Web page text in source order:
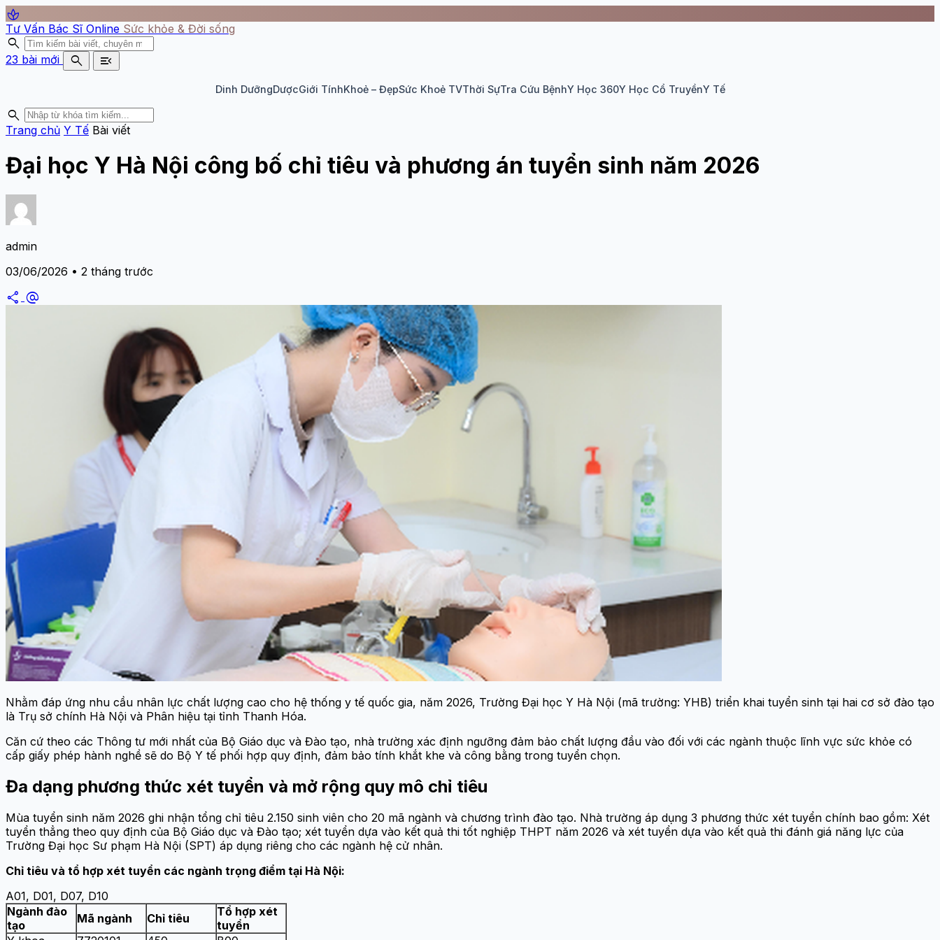
spa
Tư Vấn Bác Sĩ Online Sức khỏe & Đời sống
search
23 bài mới search menu_open
Dinh DưỡngDượcGiới TínhKhoẻ – ĐẹpSức Khoẻ TVThời SựTra Cứu BệnhY Học 360Y Học Cổ TruyềnY Tế
search
Trang chủ Y Tế Bài viết
Đại học Y Hà Nội công bố chỉ tiêu và phương án tuyển sinh năm 2026
admin
03/06/2026 • 2 tháng trước
share alternate_email
Nhằm đáp ứng nhu cầu nhân lực chất lượng cao cho hệ thống y tế quốc gia, năm 2026, Trường Đại học Y Hà Nội (mã trường: YHB) triển khai tuyển sinh tại hai cơ sở đào tạo
là Trụ sở chính Hà Nội và Phân hiệu tại tỉnh Thanh Hóa.
Căn cứ theo các Thông tư mới nhất của Bộ Giáo dục và Đào tạo, nhà trường xác định ngưỡng đảm bảo chất lượng đầu vào đối với các ngành thuộc lĩnh vực sức khỏe có
cấp giấy phép hành nghề sẽ do Bộ Y tế phối hợp quy định, đảm bảo tính khắt khe và công bằng trong tuyển chọn.
Đa dạng phương thức xét tuyển và mở rộng quy mô chỉ tiêu
Mùa tuyển sinh năm 2026 ghi nhận tổng chỉ tiêu 2.150 sinh viên cho 20 mã ngành và chương trình đào tạo. Nhà trường áp dụng 3 phương thức xét tuyển chính bao gồm: Xét
tuyển thẳng theo quy định của Bộ Giáo dục và Đào tạo; xét tuyển dựa vào kết quả thi tốt nghiệp THPT năm 2026 và xét tuyển dựa vào kết quả thi đánh giá năng lực của
Trường Đại học Sư phạm Hà Nội (SPT) áp dụng riêng cho các ngành hệ cử nhân.
Chỉ tiêu và tổ hợp xét tuyển các ngành trọng điểm tại Hà Nội:
A01, D01, D07, D10
Ngành đào
tạo
Mã ngành Chỉ tiêu
Tổ hợp xét
tuyển